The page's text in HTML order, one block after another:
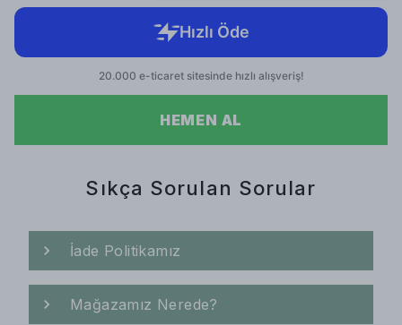
HEMEN AL
Sıkça Sorulan Sorular
İade Politikamız
Mağazamız Nerede?